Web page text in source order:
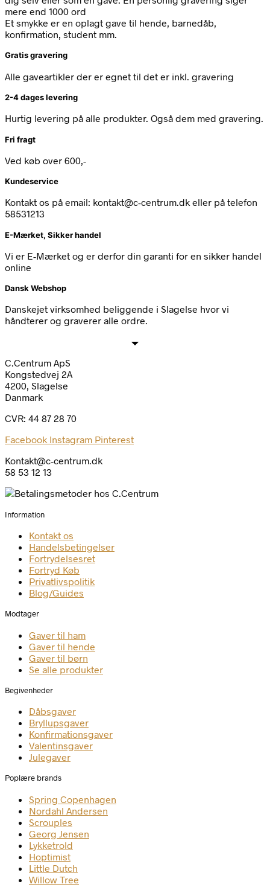
mere end 1000 ord
Et smykke er en oplagt gave til hende, barnedåb,
konfirmation, student mm.
Gratis gravering
Alle gaveartikler der er egnet til det er inkl. gravering
2-4 dages levering
Hurtig levering på alle produkter. Også dem med gravering.
Fri fragt
Ved køb over 600,-
Kundeservice
Kontakt os på email: kontakt@c-centrum.dk eller på telefon
58531213
E-Mærket, Sikker handel
Vi er E-Mærket og er derfor din garanti for en sikker handel
online
Dansk Webshop
Danskejet virksomhed beliggende i Slagelse hvor vi
håndterer og graverer alle ordre.
C.Centrum ApS
Kongstedvej 2A
4200, Slagelse
Danmark
CVR: 44 87 28 70
Facebook Instagram Pinterest
Kontakt@c-centrum.dk
58 53 12 13
Information
Kontakt os
Handelsbetingelser
Fortrydelsesret
Fortryd Køb
Privatlivspolitik
Blog/Guides
Modtager
Gaver til ham
Gaver til hende
Gaver til børn
Se alle produkter
Begivenheder
Dåbsgaver
Bryllupsgaver
Konfirmationsgaver
Valentinsgaver
Julegaver
Poplære brands
Spring Copenhagen
Nordahl Andersen
Scrouples
Georg Jensen
Lykketrold
Hoptimist
Little Dutch
Willow Tree